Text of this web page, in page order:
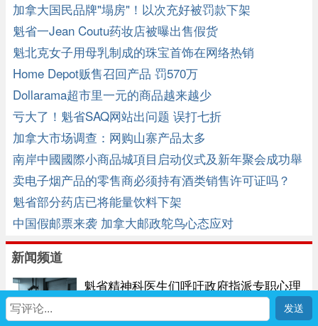
加拿大国民品牌"塌房"！以次充好被罚款下架
魁省一Jean Coutu药妆店被曝出售假货
魁北克女子用母乳制成的珠宝首饰在网络热销
Home Depot贩售召回产品 罚570万
Dollarama超市里一元的商品越来越少
亏大了！魁省SAQ网站出问题 误打七折
加拿大市场调查：网购山寨产品太多
南岸中國國際小商品城項目启动仪式及新年聚会成功舉
辦
卖电子烟产品的零售商必须持有酒类销售许可证吗？
魁省部分药店已将能量饮料下架
中国假邮票来袭 加拿大邮政鸵鸟心态应对
新闻频道
魁省精神科医生们呼吁政府指派专职心理
健康部长
魁省的精神科医生们正呼吁政府指派一位专职的心
首页 我 社区 生活